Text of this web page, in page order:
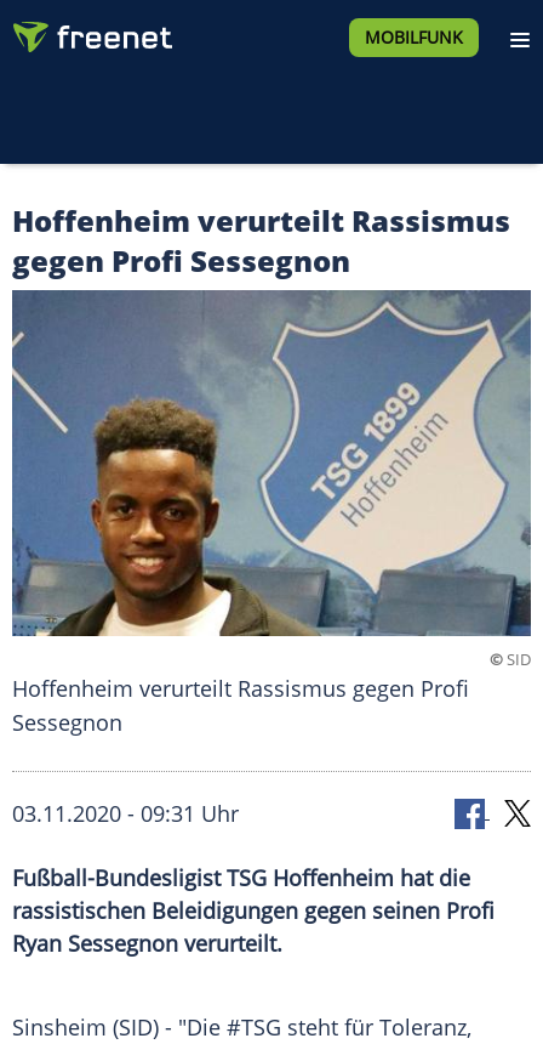
MOBILFUNK
Hoffenheim verurteilt Rassismus
gegen Profi Sessegnon
©SID
Hoffenheim verurteilt Rassismus gegen Profi
Sessegnon
03.11.2020 - 09:31 Uhr
Fußball-Bundesligist TSG Hoffenheim hat die
rassistischen Beleidigungen gegen seinen Profi
Ryan Sessegnon verurteilt.
Sinsheim (SID) - "Die #TSG steht für Toleranz,